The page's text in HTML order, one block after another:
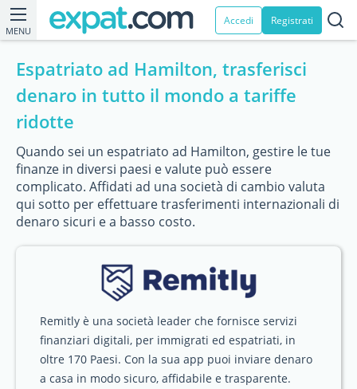
MENU
Accedi Registrati
Espatriato ad Hamilton, trasferisci
denaro in tutto il mondo a tariffe
ridotte
Quando sei un espatriato ad Hamilton, gestire le tue
finanze in diversi paesi e valute può essere
complicato. Affidati ad una società di cambio valuta
qui sotto per effettuare trasferimenti internazionali di
denaro sicuri e a basso costo.
Remitly è una società leader che fornisce servizi
finanziari digitali, per immigrati ed espatriati, in
oltre 170 Paesi. Con la sua app puoi inviare denaro
a casa in modo sicuro, affidabile e trasparente.